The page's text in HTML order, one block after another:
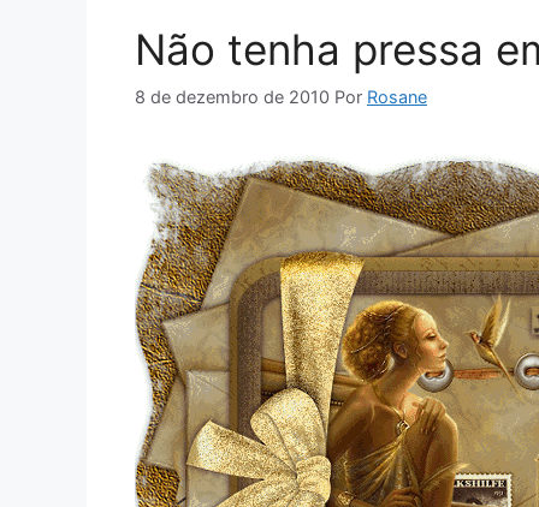
Não tenha pressa
8 de dezembro de 2010 Por Rosane